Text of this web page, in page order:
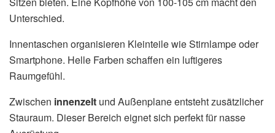
Unterschied.
Innentaschen organisieren Kleinteile wie Stirnlampe oder
Smartphone. Helle Farben schaffen ein luftigeres
Raumgefühl.
Zwischen innenzelt und Außenplane entsteht zusätzlicher
Stauraum. Dieser Bereich eignet sich perfekt für nasse